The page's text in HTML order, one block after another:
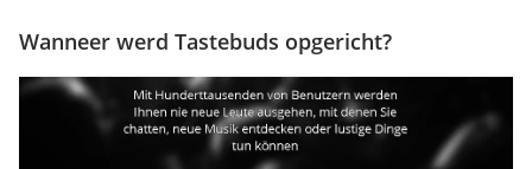
Wanneer werd Tastebuds opgericht?